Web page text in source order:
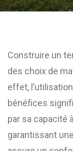
Construire un
des choix de
effet,
bénéfices
par sa capacité
garantissant